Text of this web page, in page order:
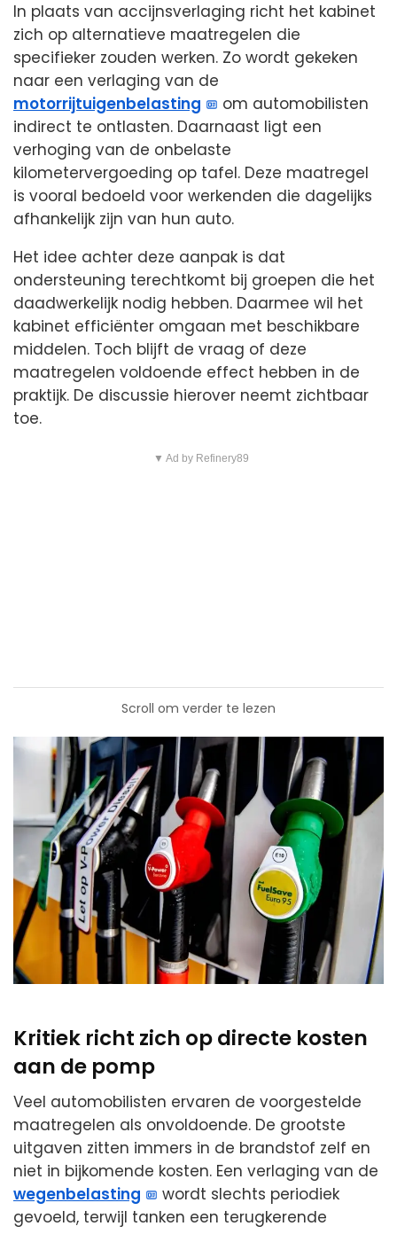
In plaats van accijnsverlaging richt het kabinet
zich op alternatieve maatregelen die
specifieker zouden werken. Zo wordt gekeken
naar een verlaging van de
motorrijtuigenbelasting
om automobilisten
indirect te ontlasten. Daarnaast ligt een
verhoging van de onbelaste
kilometervergoeding op tafel. Deze maatregel
is vooral bedoeld voor werkenden die dagelijks
afhankelijk zijn van hun auto.
Het idee achter deze aanpak is dat
ondersteuning terechtkomt bij groepen die het
daadwerkelijk nodig hebben. Daarmee wil het
kabinet efficiënter omgaan met beschikbare
middelen. Toch blijft de vraag of deze
maatregelen voldoende effect hebben in de
praktijk. De discussie hierover neemt zichtbaar
toe.
▼ Ad by Refinery89
Scroll om verder te lezen
Kritiek richt zich op directe kosten
aan de pomp
Veel automobilisten ervaren de voorgestelde
maatregelen als onvoldoende. De grootste
uitgaven zitten immers in de brandstof zelf en
niet in bijkomende kosten. Een verlaging van de
wegenbelasting
wordt slechts periodiek
gevoeld, terwijl tanken een terugkerende